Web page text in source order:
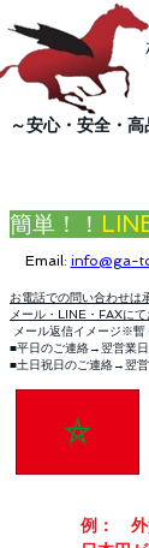
～安心・安全・
Email: info@ga-
簡単！！
お電話での問い合わせは
メール・LINE・FAXにて
メール返信イメージ※暫
■平日のご連絡→翌営業
■土日祝日のご連絡→翌
例： 外